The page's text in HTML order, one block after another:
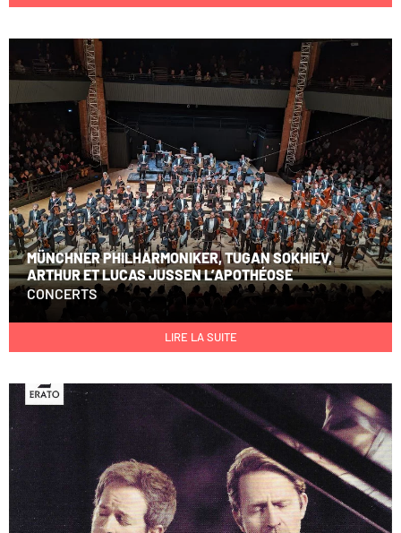
MÜNCHNER PHILHARMONIKER, TUGAN SOKHIEV,
ARTHUR ET LUCAS JUSSEN L’APOTHÉOSE
CONCERTS
LIRE LA SUITE